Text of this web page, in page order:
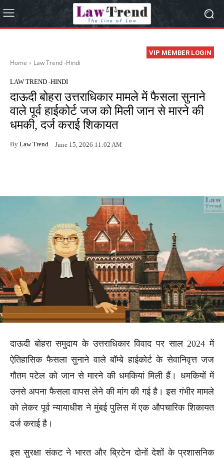
VIP MEMBER LOGIN
Home Law Trend -Hindi
LAW TREND -HINDI
दाऊदी बोहरा उत्तराधिकार मामले में फैसला सुनाने
वाले पूर्व हाईकोर्ट जज को मिली जान से मारने की
धमकी, दर्ज कराई शिकायत
By Law Trend June 15, 2026 11:02 AM
दाऊदी बोहरा समुदाय के उत्तराधिकार विवाद पर साल 2024 में
ऐतिहासिक फैसला सुनाने वाले बॉम्बे हाईकोर्ट के सेवानिवृत्त जज
गौतम पटेल को जान से मारने की धमकियां मिली हैं। धमकियों में
उनसे अपना फैसला वापस लेने की मांग की गई है। इस गंभीर मामले
को लेकर पूर्व न्यायाधीश ने मुंबई पुलिस में एक औपचारिक शिकायत
दर्ज कराई है।
इस सुरक्षा संकट ने भारत और ब्रिटेन दोनों देशों के प्रशासनिक